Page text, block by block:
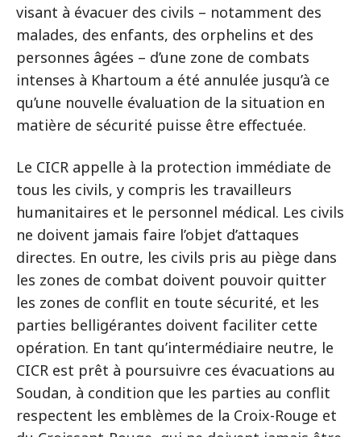
visant à évacuer des civils – notamment des
malades, des enfants, des orphelins et des
personnes âgées – d’une zone de combats
intenses à Khartoum a été annulée jusqu’à ce
qu’une nouvelle évaluation de la situation en
matière de sécurité puisse être effectuée.
Le CICR appelle à la protection immédiate de
tous les civils, y compris les travailleurs
humanitaires et le personnel médical. Les civils
ne doivent jamais faire l’objet d’attaques
directes. En outre, les civils pris au piège dans
les zones de combat doivent pouvoir quitter
les zones de conflit en toute sécurité, et les
parties belligérantes doivent faciliter cette
opération. En tant qu’intermédiaire neutre, le
CICR est prêt à poursuivre ces évacuations au
Soudan, à condition que les parties au conflit
respectent les emblèmes de la Croix-Rouge et